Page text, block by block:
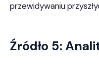
przewidywaniu
Źródło 5: